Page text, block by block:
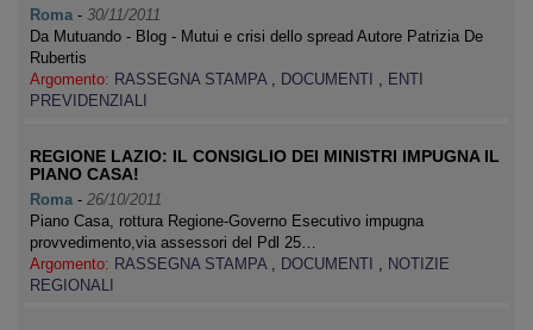
Roma - 30/11/2011
Da Mutuando - Blog - Mutui e crisi dello spread Autore Patrizia De
Rubertis
Argomento: RASSEGNA STAMPA , DOCUMENTI , ENTI
PREVIDENZIALI
REGIONE LAZIO: IL CONSIGLIO DEI MINISTRI IMPUGNA IL
PIANO CASA!
Roma - 26/10/2011
Piano Casa, rottura Regione-Governo Esecutivo impugna
provvedimento,via assessori del Pdl 25…
Argomento: RASSEGNA STAMPA , DOCUMENTI , NOTIZIE
REGIONALI